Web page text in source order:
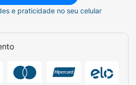
e praticidade no seu celular